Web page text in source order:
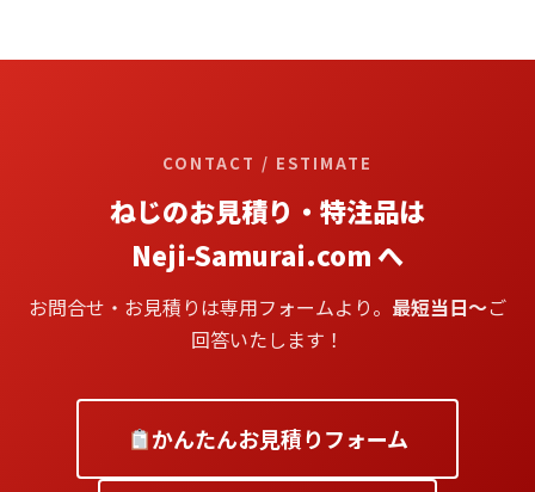
CONTACT / ESTIMATE
ねじのお見積り・特注品は
Neji-Samurai.com へ
お問合せ・お見積りは専用フォームより。 最短当日〜ご
回答いたします！
かんたんお見積りフォーム